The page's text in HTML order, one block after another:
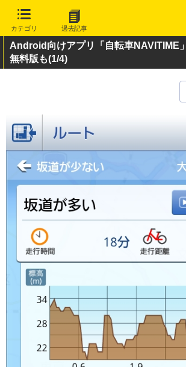
カテゴリ 過去記事
Android向けアプリ「自転車NAVITIME
無料版も(1/4)